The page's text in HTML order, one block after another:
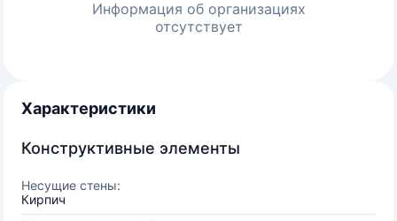
Информация об организациях
отсутствует
Характеристики
Конструктивные элементы
Несущие стены:
Кирпич